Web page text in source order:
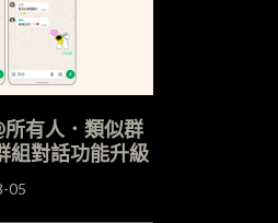
所有人．類似群
對話功能升級
05